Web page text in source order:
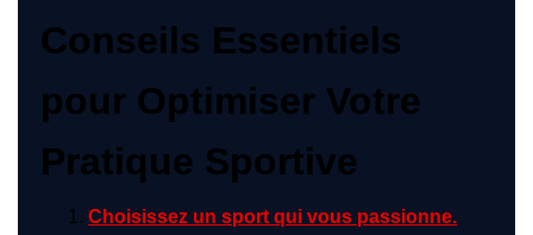
Conseils Essentiels
pour Optimiser Votre
Pratique Sportive
Choisissez un sport qui vous passionne.